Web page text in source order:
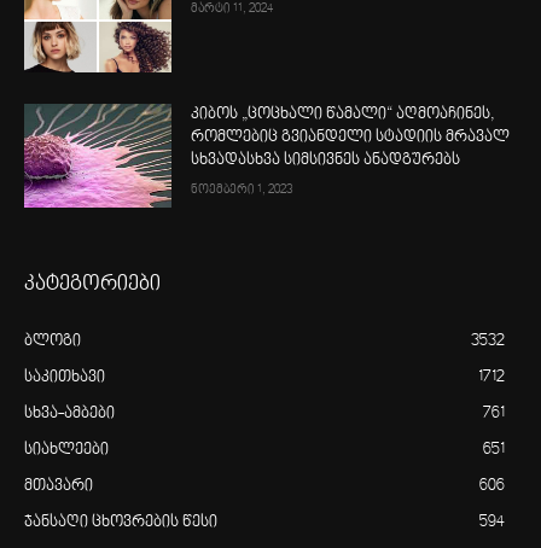
მარტი 11, 2024
კიბოს „ცოცხალი წამალი“ აღმოაჩინეს,
რომლებიც გვიანდელი სტადიის მრავალ
სხვადასხვა სიმსივნეს ანადგურებს
ნოემბერი 1, 2023
კატეგორიები
ბლოგი 3532
საკითხავი 1712
სხვა-ამბები 761
სიახლეები 651
მთავარი 606
ჯანსაღი ცხოვრების წესი 594